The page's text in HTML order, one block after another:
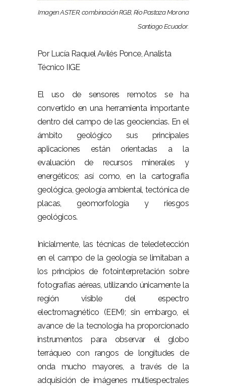
Imagen ASTER, combinación RGB, Río Pastaza Morona
Santiago Ecuador.
Por Lucía Raquel Avilés Ponce, Analista
Técnico IIGE
El uso de sensores remotos se ha
convertido en una herramienta importante
dentro del campo de las geociencias. En el
ámbito geológico sus principales
aplicaciones están orientadas a la
evaluación de recursos minerales y
energéticos; así como, en la cartografía
geológica, geología ambiental, tectónica de
placas, geomorfología y riesgos
geológicos.
Inicialmente, las técnicas de teledetección
en el campo de la geología se limitaban a
los principios de fotointerpretación sobre
fotografías aéreas, utilizando únicamente la
región visible del espectro
electromagnético (EEM); sin embargo, el
avance de la tecnología ha proporcionado
instrumentos para observar el globo
terráqueo con rangos de longitudes de
onda mucho mayores, a través de la
adquisición de imágenes multiespectrales